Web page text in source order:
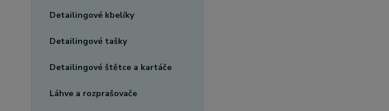
Detailingové kbelíky
Detailingové tašky
Detailingové štětce a kartáče
Láhve a rozprašovače